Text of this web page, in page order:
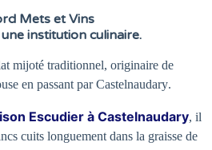
Mets et Vins
institution culinaire.
mijoté traditionnel, originaire de
en passant par Castelnaudary.
Escudier à Castelnaudary, il
cuits longuement dans la graisse de